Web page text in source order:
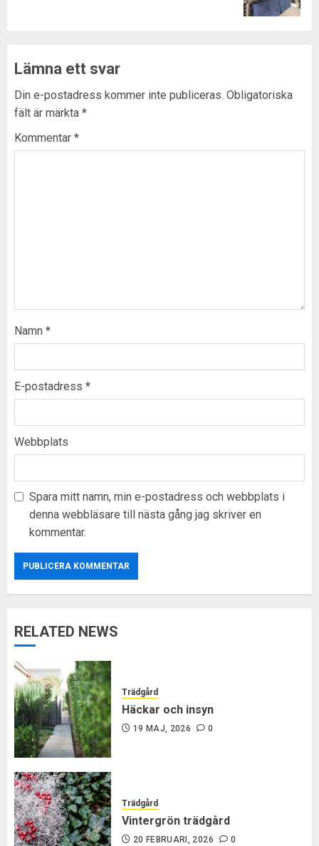
Lämna ett svar
Din e-postadress kommer inte publiceras. Obligatoriska
fält är märkta *
Kommentar *
Namn *
E-postadress *
Webbplats
Spara mitt namn, min e-postadress och webbplats i
denna webbläsare till nästa gång jag skriver en
kommentar.
RELATED NEWS
Trädgård
Häckar och insyn
19 MAJ, 2026 0
Trädgård
Vintergrön trädgård
20 FEBRUARI, 2026 0